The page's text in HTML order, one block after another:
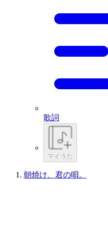
歌詞
マイうた
朝焼け、君の唄。